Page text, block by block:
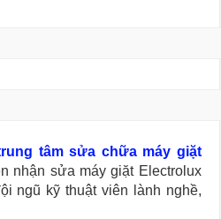
tâm sửa chữa máy giặt
nhận sửa máy giặt Electrolux
ngũ kỹ thuật viên lành nghề,